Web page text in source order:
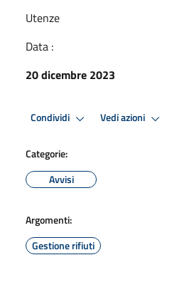
Utenze
Data :
20 dicembre 2023
Condividi Vedi azioni
Categorie:
Avvisi
Argomenti:
Gestione rifiuti